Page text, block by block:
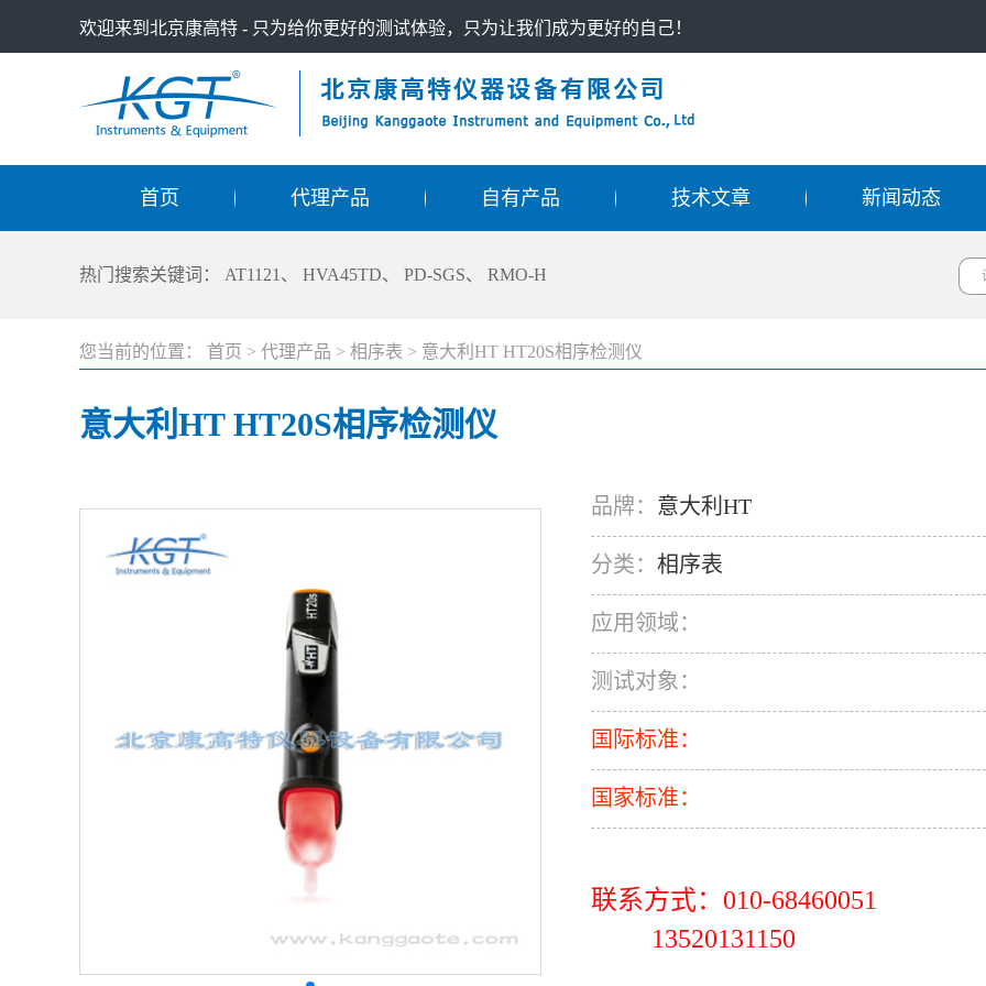
欢迎来到北京康高特 - 只为给你更好的测试体验，只为让我们成为更好的自己！
首页 代理产品 自有产品 技术文章 新闻动态
热门搜索关键词： AT1121 、 HVA45TD、 PD-SGS、 RMO-H
您当前的位置： 首页 > 代理产品 > 相序表 > 意大利HT HT20S相序检测仪
意大利HT HT20S相序检测仪
品牌： 意大利HT
分类： 相序表
应用领域：
测试对象：
国际标准：
国家标准：
联系方式：010-68460051
13520131150